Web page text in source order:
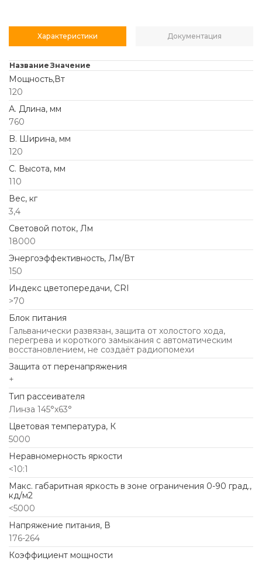
Характеристики Документация
Название Значение
Мощность,Вт
120
А. Длина, мм
760
B. Ширина, мм
120
C. Высота, мм
110
Вес, кг
3,4
Световой поток, Лм
18000
Энергоэффективность, Лм/Вт
150
Индекс цветопередачи, CRI
>70
Блок питания
Гальванически развязан, защита от холостого хода,
перегрева и короткого замыкания с автоматическим
восстановлением, не создаёт радиопомехи
Защита от перенапряжения
+
Тип рассеивателя
Линза 145°х63°
Цветовая температура, К
5000
Неравномерность яркости
<10:1
Макс. габаритная яркость в зоне ограничения 0-90 град.,
кд/м2
<5000
Напряжение питания, В
176-264
Коэффициент мощности